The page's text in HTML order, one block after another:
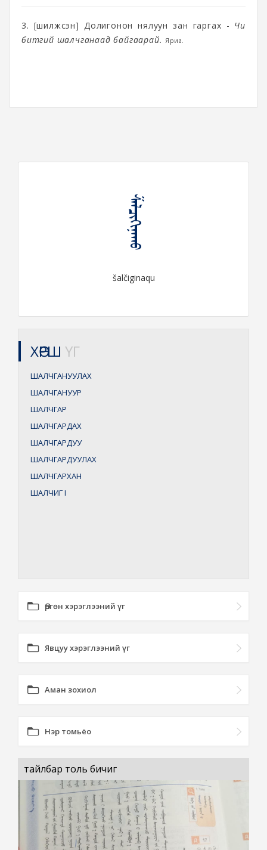
3. [шилжсэн] Долигонон нялуун зан гаргах - Чи
битгий шалчганаад байгаарай. Яриа.
ᠱᠠᠯᠴᠢᠭᠢᠨᠠᠬᠤ
šalčiginaqu
ХӨРШ ҮГ
ШАЛЧГАНУУЛАХ
ШАЛЧГАНУУР
ШАЛЧГАР
ШАЛЧГАРДАХ
ШАЛЧГАРДУУ
ШАЛЧГАРДУУЛАХ
ШАЛЧГАРХАН
ШАЛЧИГI
Өргөн хэрэглээний үг
Явцуу хэрэглээний үг
Аман зохиол
Нэр томьёо
тайлбар толь бичиг